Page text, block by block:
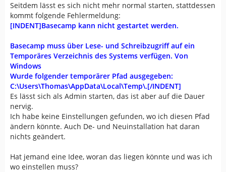
Seitdem lässt es sich nicht mehr normal starten, stattdessen
kommt folgende Fehlermeldung:
[INDENT]Basecamp kann nicht gestartet werden.
Basecamp muss über Lese- und Schreibzugriff auf ein
Temporäres Verzeichnis des Systems verfügen. Von
Windows
Wurde folgender temporärer Pfad ausgegeben:
C:\Users\Thomas\AppData\Local\Temp\.[/INDENT]
Es lässt sich als Admin starten, das ist aber auf die Dauer
nervig.
Ich habe keine Einstellungen gefunden, wo ich diesen Pfad
ändern könnte. Auch De- und Neuinstallation hat daran
nichts geändert.
Hat jemand eine Idee, woran das liegen könnte und was ich
wo einstellen muss?